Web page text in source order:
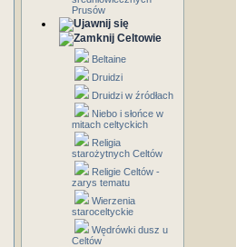
Prusów
Celtowie
Beltaine
Druidzi
Druidzi w źródłach
Niebo i słońce w
mitach celtyckich
Religia
starożytnych Celtów
Religie Celtów -
zarys tematu
Wierzenia
staroceltyckie
Wędrówki dusz u
Celtów